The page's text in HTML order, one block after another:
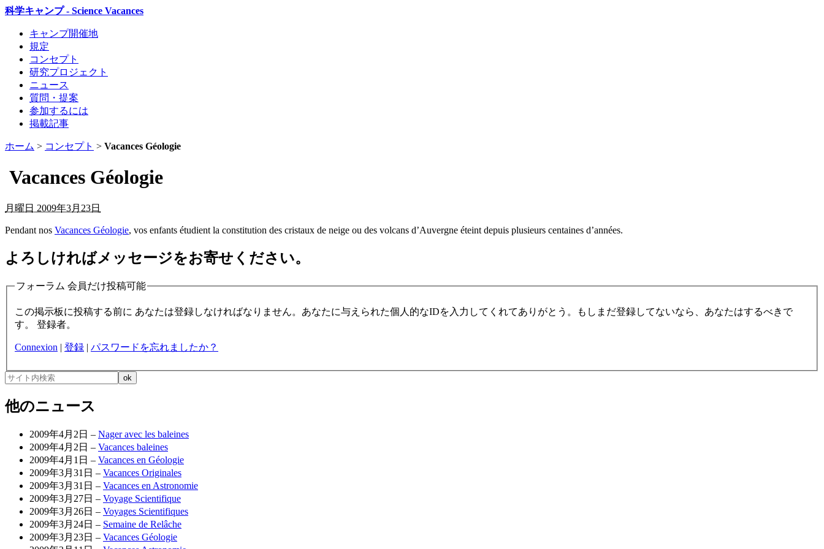
科学キャンプ - Science Vacances
キャンプ開催地
規定
コンセプト
研究プロジェクト
ニュース
質問・提案
参加するには
掲載記事
ホーム > コンセプト > Vacances Géologie
Vacances Géologie
月曜日 2009年3月23日
Pendant nos Vacances Géologie, vos enfants étudient la constitution des cristaux de neige ou des volcans d’Auvergne éteint depuis plusieurs centaines d’années.
よろしければメッセージをお寄せください。
フォーラム 会員だけ投稿可能
この掲示板に投稿する前に あなたは登録しなければなりません。あなたに与えられた個人的なIDを入力してくれてありがとう。もしまだ登録してないなら、あなたはするべきで
す。 登録者。
Connexion | 登録 | パスワードを忘れましたか？
他のニュース
2009年4月2日 – Nager avec les baleines
2009年4月2日 – Vacances baleines
2009年4月1日 – Vacances en Géologie
2009年3月31日 – Vacances Originales
2009年3月31日 – Vacances en Astronomie
2009年3月27日 – Voyage Scientifique
2009年3月26日 – Voyages Scientifiques
2009年3月24日 – Semaine de Relâche
2009年3月23日 – Vacances Géologie